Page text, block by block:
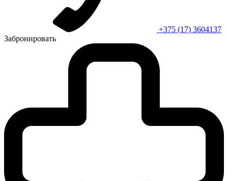
+375 (17) 3604137
Забронировать